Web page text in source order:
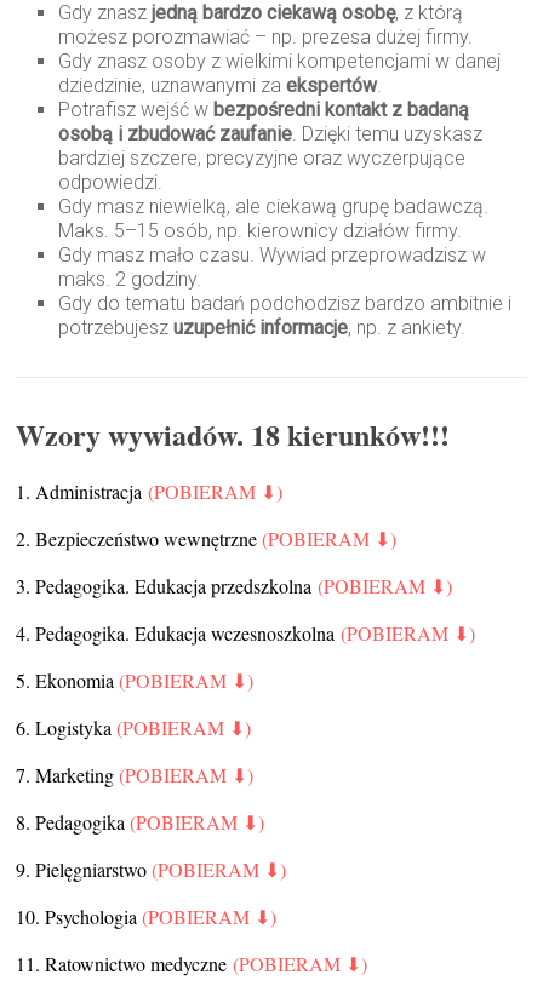
Gdy znaszjedną bardzo ciekawą osobę, z którą
możesz porozmawiać – np. prezesa dużej firmy.
Gdy znasz osoby z wielkimi kompetencjami w danej
dziedzinie, uznawanymi zaekspertów.
Potrafisz wejść w bezpośredni kontakt z badaną
osobą i zbudować zaufanie. Dzięki temu uzyskasz
bardziej szczere, precyzyjne oraz wyczerpujące
odpowiedzi.
Gdy masz niewielką, ale ciekawą grupę badawczą.
Maks. 5–15 osób, np. kierownicy działów firmy.
Gdy masz mało czasu. Wywiad przeprowadzisz w
maks. 2 godziny.
Gdy do tematu badań podchodzisz bardzo ambitnie i
potrzebujeszuzupełnić informacje, np. z ankiety.
Wzory wywiadów. 18 kierunków!!!
1. Administracja(POBIERAM ⬇)
2. Bezpieczeństwo wewnętrzne(POBIERAM ⬇)
3. Pedagogika. Edukacja przedszkolna(POBIERAM ⬇)
4. Pedagogika. Edukacja wczesnoszkolna(POBIERAM ⬇)
5. Ekonomia(POBIERAM ⬇)
6. Logistyka(POBIERAM ⬇)
7. Marketing(POBIERAM ⬇)
8. Pedagogika(POBIERAM ⬇)
9. Pielęgniarstwo(POBIERAM ⬇)
10. Psychologia(POBIERAM ⬇)
11. Ratownictwo medyczne(POBIERAM ⬇)